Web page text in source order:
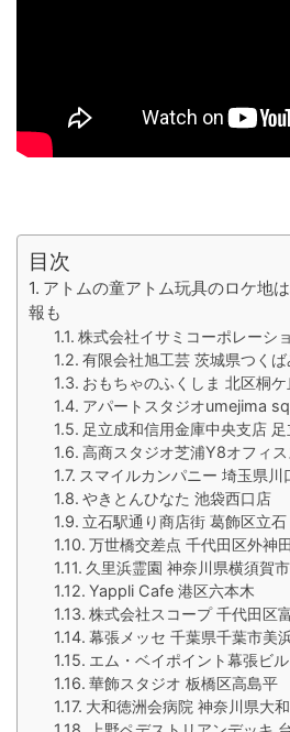
目次
アトムの童アトム玩具のロケ地
報も
株式会社イサミコーポレーシ
有限会社旭工芸 茨城県つく
おもちゃのふくしま 北区桐ケ
アパートスタジオumejima
足立成和信用金庫中央支店 足
高商スタジオ芝浦Y8オフィ
スマイルカンパニー 埼玉県川
やきとんひなた 池袋西口店
立石駅通り商店街 葛飾区立石
万世橋交差点 千代田区外神田
久里浜霊園 神奈川県横須賀
Yappli Cafe 港区六本木
株式会社スコープ 千代田区
幕張メッセ 千葉県千葉市美
エム・ベイポイント幕張ビ
華飾スタジオ 板橋区高島平
大和徳洲会病院 神奈川県大